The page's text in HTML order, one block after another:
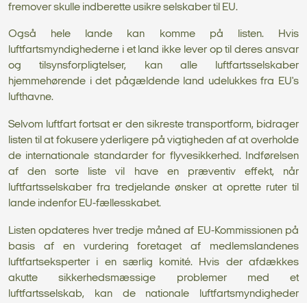
fremover skulle indberette usikre selskaber til EU.
Også hele lande kan komme på listen. Hvis
luftfartsmyndighederne i et land ikke lever op til deres ansvar
og tilsynsforpligtelser, kan alle luftfartsselskaber
hjemmehørende i det pågældende land udelukkes fra EU's
lufthavne.
Selvom luftfart fortsat er den sikreste transportform, bidrager
listen til at fokusere yderligere på vigtigheden af at overholde
de internationale standarder for flyvesikkerhed. Indførelsen
af den sorte liste vil have en præventiv effekt, når
luftfartsselskaber fra tredjelande ønsker at oprette ruter til
lande indenfor EU-fællesskabet.
Listen opdateres hver tredje måned af EU-Kommissionen på
basis af en vurdering foretaget af medlemslandenes
luftfartseksperter i en særlig komité. Hvis der afdækkes
akutte sikkerhedsmæssige problemer med et
luftfartsselskab, kan de nationale luftfartsmyndigheder